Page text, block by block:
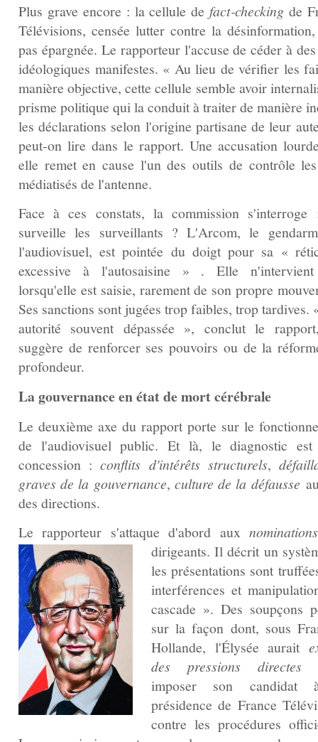
Plus grave encore : la cellule de fact‑checking de
Télévisions, censée lutter contre la
pas épargnée. Le rapporteur l'accuse de céder à
idéologiques manifestes. « Au lieu de vérifier les
manière objective, cette cellule semble avoir
prisme politique qui la conduit à traiter de manière
les déclarations selon l'origine partisane de leur
peut‑on lire dans le rapport. Une accusation
elle remet en cause l'un des outils de contrôle
médiatisés de l'antenne.
Face à ces constats, la commission
surveille les surveillants ? L'Arcom, le
l'audiovisuel, est pointée du doigt pour sa «
excessive à l'autosaisine » . Elle
lorsqu'elle est saisie, rarement de son propre
Ses sanctions sont jugées trop faibles, trop tardives.
autorité souvent dépassée », conclut le
suggère de renforcer ses pouvoirs ou de la
profondeur.
La gouvernance en état de mort cérébrale
Le deuxième axe du rapport porte sur le
de l'audiovisuel public. Et là, le diagnostic est
concession :conflits d'intérêts structurels,
graves de la gouvernance, culture de la défausse
des directions.
Le rapporteur s'attaque d'abord auxnominations
dirigeants. Il décrit un
les présentations sont
interférences et
cascade ». Des soupçons
sur la façon dont, sous
Hollande, l'Élysée aurait
des pressions directes
imposer son candidat
présidence de France
contre les procédures